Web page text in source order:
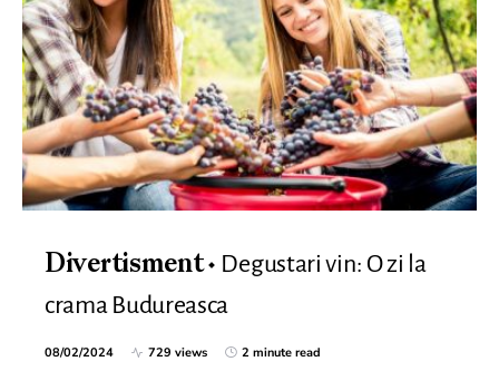
Divertisment
Degustari vin: O zi la
crama Budureasca
08/02/2024 729 views 2 minute read